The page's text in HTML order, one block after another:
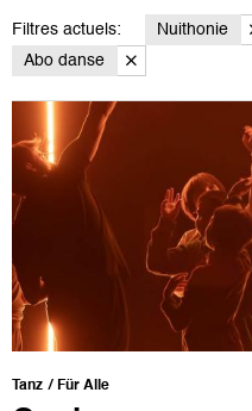
Filtres actuels: Nuithonie
Abo danse
Tanz Für Alle